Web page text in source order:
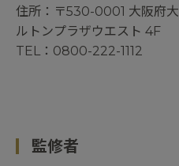
住所： 〒530-0001 大阪府
ルトンプラザウエスト 4F
TEL： 0800-222-1112
監修者